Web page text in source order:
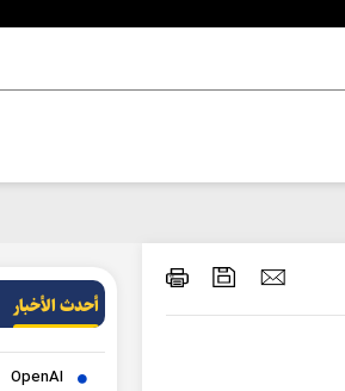
أحدث الأخبار